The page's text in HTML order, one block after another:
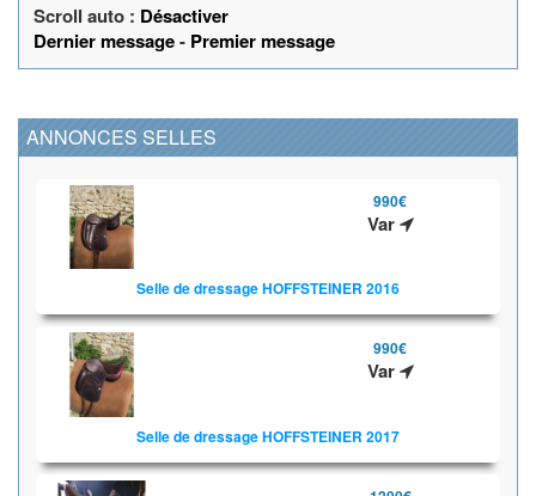
Scroll auto : Désactiver
Dernier message- Premier message
ANNONCES SELLES
990€
Var
Selle de dressage HOFFSTEINER 2016
990€
Var
Selle de dressage HOFFSTEINER 2017